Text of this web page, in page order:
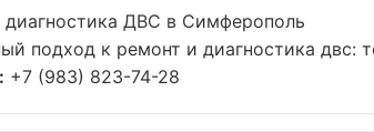
диагностика ДВС в Симферополь
подход к ремонт и диагностика
+7 (983) 823-74-28